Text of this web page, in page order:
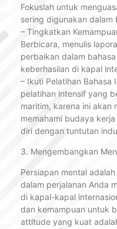
Fokuslah untuk
sering digunakan
– Tingkatkan
Berbicara, menulis
perbaikan dalam
keberhasilan di kapal
– Ikuti Pelatihan Bahasa
pelatihan intensif yang
maritim, karena ini akan
memahami budaya
diri dengan tuntutan
3. Mengembangkan
Persiapan mental
dalam perjalanan Anda
di kapal-kapal
dan kemampuan untuk
attitude yang kuat